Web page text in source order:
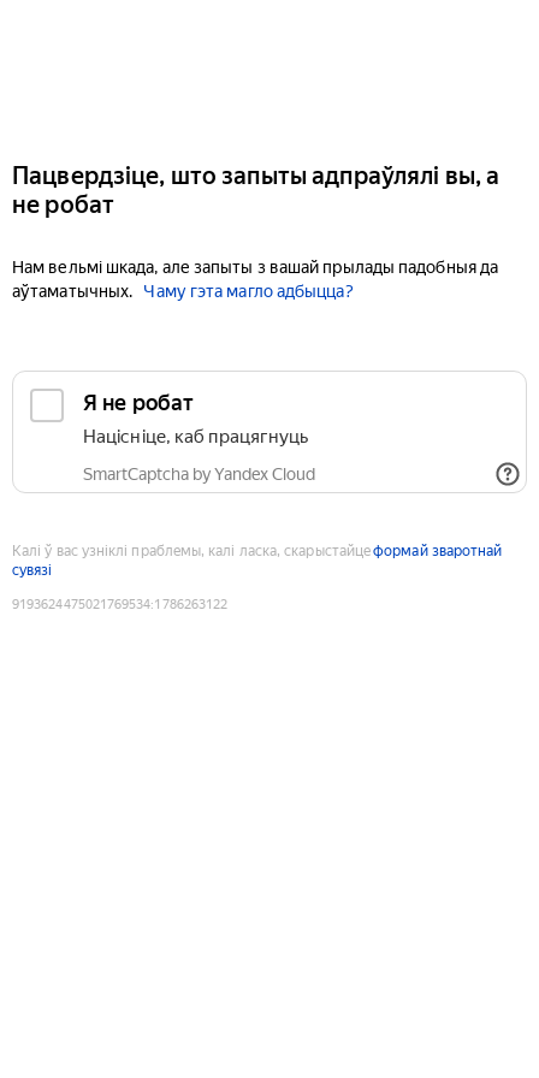
Пацвердзіце, што запыты адпраўлялі вы, а
не робат
Нам вельмі шкада, але запыты з вашай прылады падобныя да
аўтаматычных.
Чаму гэта магло адбыцца?
Я не робат
Націсніце, каб працягнуць
SmartCaptcha by Yandex Cloud
Калі ў вас узніклі праблемы, калі ласка, скарыстайцеформай зваротнай
сувязі
9193624475021769534:1786263122